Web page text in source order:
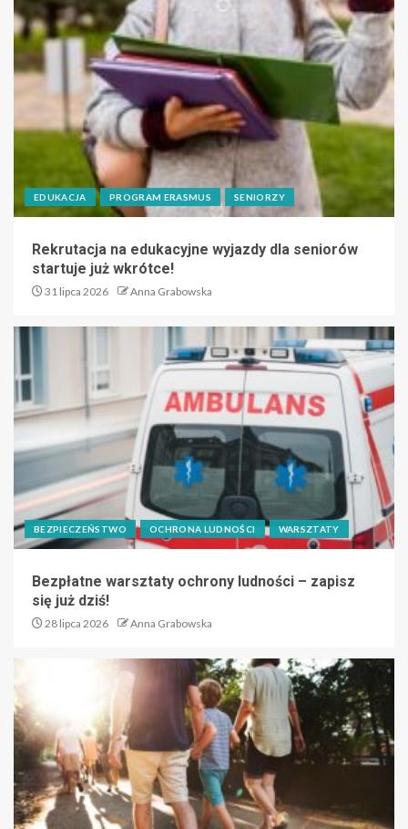
EDUKACJA PROGRAM ERASMUS SENIORZY
Rekrutacja na edukacyjne wyjazdy dla seniorów
startuje już wkrótce!
31 lipca 2026 Anna Grabowska
BEZPIECZEŃSTWO OCHRONA LUDNOŚCI WARSZTATY
Bezpłatne warsztaty ochrony ludności – zapisz
się już dziś!
28 lipca 2026 Anna Grabowska